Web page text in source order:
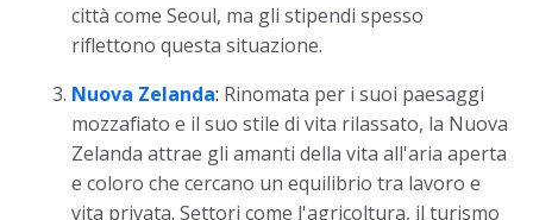
città come Seoul, ma gli stipendi spesso
riflettono questa situazione.
Nuova Zelanda: Rinomata per i suoi paesaggi
mozzafiato e il suo stile di vita rilassato, la Nuova
Zelanda attrae gli amanti della vita all'aria aperta
e coloro che cercano un equilibrio tra lavoro e
vita privata. Settori come l'agricoltura, il turismo